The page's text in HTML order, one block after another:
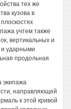
тех же
кузова в
учтем также
вертикальных и
и ударными
продольная
экипажа
направляющей
к этой кривой